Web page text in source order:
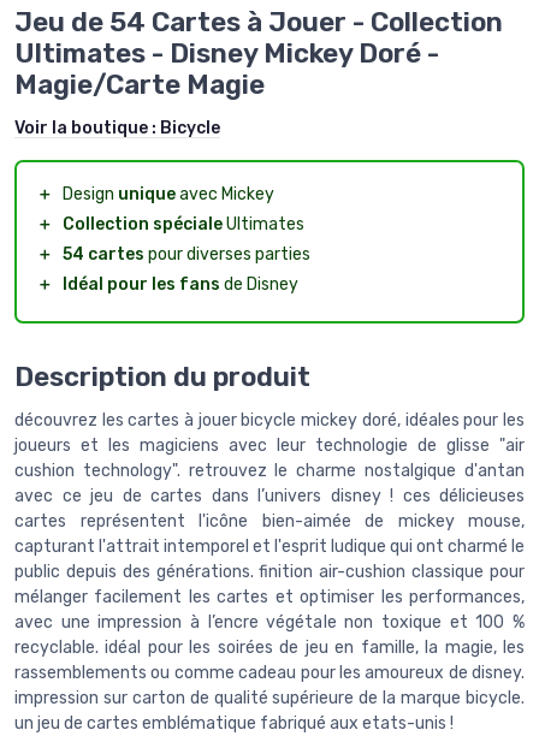
Jeu de 54 Cartes à Jouer - Collection
Ultimates - Disney Mickey Doré -
Magie/Carte Magie
Voir la boutique : Bicycle
＋ Design uniqueavec Mickey
＋
Collection spécialeUltimates
＋ 54 cartes pour diverses parties
＋
Idéal pour les fans de Disney
Description du produit
découvrez les cartes à jouer bicycle mickey doré, idéales pour les
joueurs et les magiciens avec leur technologie de glisse "air
cushion technology". retrouvez le charme nostalgique d'antan
avec ce jeu de cartes dans l’univers disney ! ces délicieuses
cartes représentent l'icône bien-aimée de mickey mouse,
capturant l'attrait intemporel et l'esprit ludique qui ont charmé le
public depuis des générations. finition air-cushion classique pour
mélanger facilement les cartes et optimiser les performances,
avec une impression à l’encre végétale non toxique et 100 %
recyclable. idéal pour les soirées de jeu en famille, la magie, les
rassemblements ou comme cadeau pour les amoureux de disney.
impression sur carton de qualité supérieure de la marque bicycle.
un jeu de cartes emblématique fabriqué aux etats-unis !